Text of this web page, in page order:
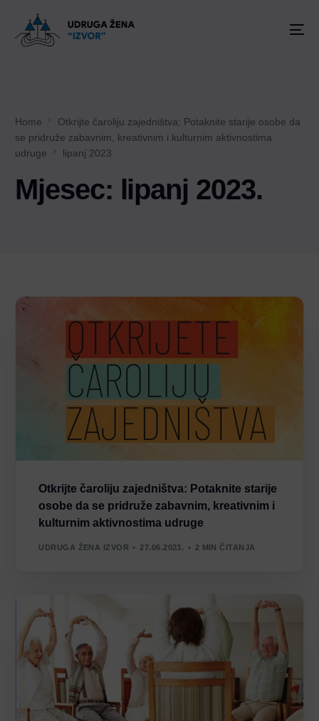
Home
Otkrijte čaroliju zajedništva: Potaknite starije osobe da
se pridruže zabavnim, kreativnim i kulturnim aktivnostima
udruge
lipanj 2023
Mjesec: lipanj 2023.
Otkrijte čaroliju zajedništva: Potaknite starije
osobe da se pridruže zabavnim, kreativnim i
kulturnim aktivnostima udruge
UDRUGA ŽENA IZVOR 27.06.2023. 2 MIN ČITANJA